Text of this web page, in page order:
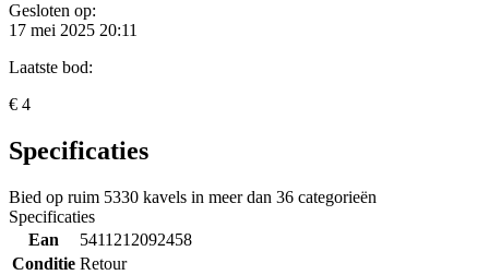
Gesloten op:
17 mei 2025 20:11
Laatste bod:
€ 4
Specificaties
Bied op ruim 5330 kavels in meer dan 36 categorieën
Specificaties
Ean
5411212092458
Conditie Retour